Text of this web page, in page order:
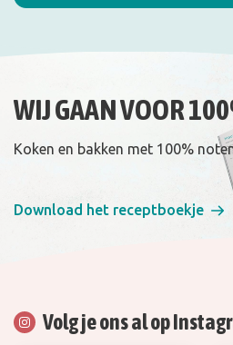
WIJ GAAN VOOR
Koken en bakken met 100%
Download het receptboekje
Volg je ons al op